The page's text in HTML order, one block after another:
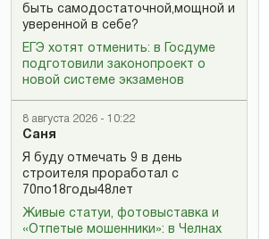
быть самодостаточной,мощной и
уверенной в себе?
ЕГЭ хотят отменить: в Госдуме
подготовили законопроект о
новой системе экзаменов
8 августа 2026 - 10:22
Саня
Я буду отмечать 9 в день
строителя проработал с
70по18годы48лет
Живые статуи, фотовыставка и
«Отпетые мошенники»: в Челнах